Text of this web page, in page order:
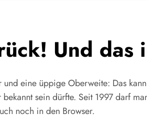
Und das
eine üppige Oberweite: Das
sein dürfte. Seit 1997 darf
noch in den Browser.